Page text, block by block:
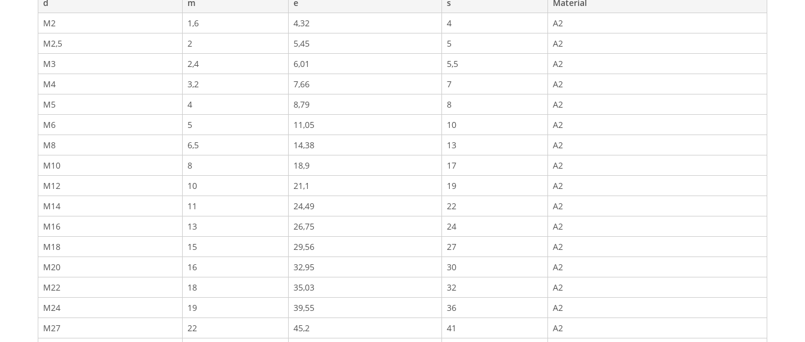
d m e s
Material
M2
1,6 4,32 4
A2
M2,5
2 5,45 5
A2
M3
2,4 6,01 5,5
A2
M4
3,2 7,66 7
A2
M5
4 8,79 8
A2
M6
5 11,05 10
A2
M8
6,5 14,38 13
A2
M10
8 18,9 17
A2
M12
10 21,1 19
A2
M14
11 24,49 22
A2
M16
13 26,75 24
A2
M18
15 29,56 27
A2
M20
16 32,95 30
A2
M22
18 35,03 32
A2
M24
19 39,55 36
A2
M27
22 45,2 41
A2